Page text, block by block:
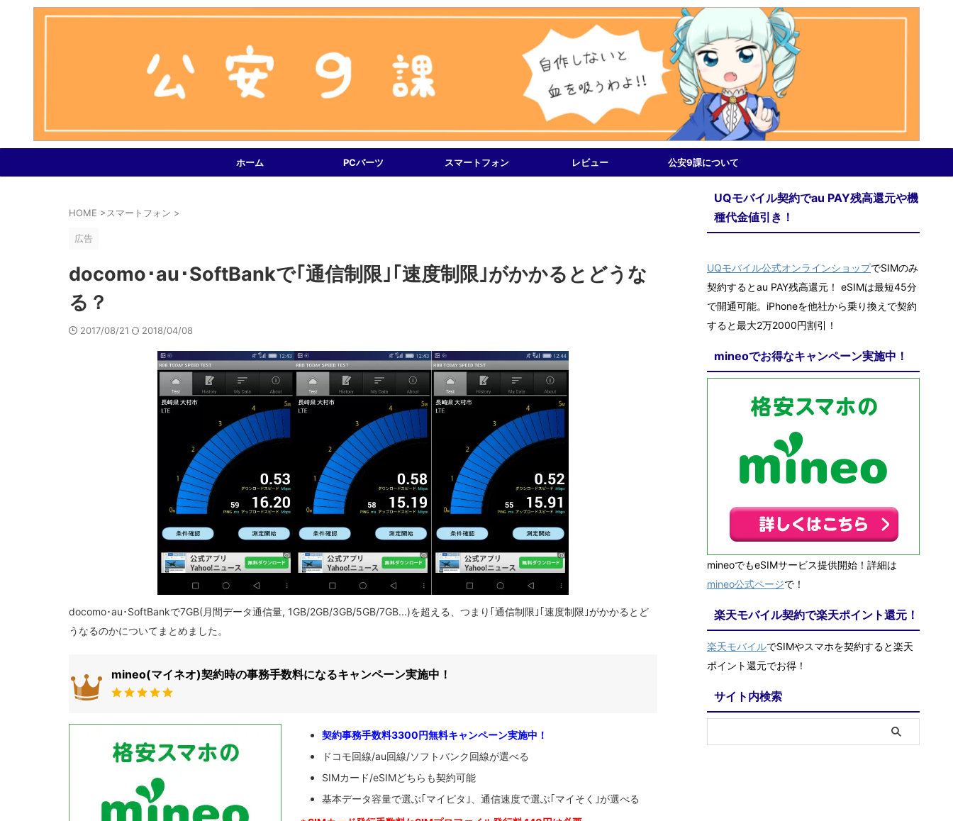
ホーム PCパーツ スマートフォン レビュー 公安9課について
HOME >スマートフォン >
広告
docomo･au･SoftBankで｢通信制限｣｢速度制限｣がかかるとどうな
る？
2017/08/21 2018/04/08
docomo･au･SoftBankで7GB(月間データ通信量, 1GB/2GB/3GB/5GB/7GB...)を超える、つまり｢通信制限｣｢速度制限｣がかかるとど
うなるのかについてまとめました。
mineo(マイネオ)契約時の事務手数料になるキャンペーン実施中！
契約事務手数料3300円無料キャンペーン実施中！
ドコモ回線/au回線/ソフトバンク回線が選べる
SIMカード/eSIMどちらも契約可能
基本データ容量で選ぶ｢マイピタ｣、通信速度で選ぶ｢マイそく｣が選べる
UQモバイル契約でau PAY残高還元や機
種代金値引き！
UQモバイル公式オンラインショップでSIMのみ
契約するとau PAY残高還元！ eSIMは最短45分
で開通可能。iPhoneを他社から乗り換えで契約
すると最大2万2000円割引！
mineoでお得なキャンペーン実施中！
mineoでもeSIMサービス提供開始！詳細は
mineo公式ページで！
楽天モバイル契約で楽天ポイント還元！
楽天モバイルでSIMやスマホを契約すると楽天
ポイント還元でお得！
サイト内検索